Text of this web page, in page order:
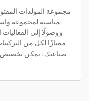
مجموعة المولدات
مناسبة لمجموعة
ووصولًا إلى الفعاليات
ممتازًا لكل من
صناعتك، يمكن تخصيص